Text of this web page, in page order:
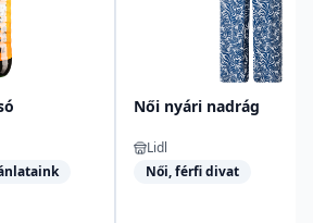
Női nyári nadrág
Lidl
Női, férfi divat